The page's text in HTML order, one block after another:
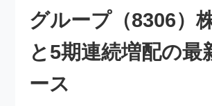
グループ（8306）
と5期連続増配の最
ース